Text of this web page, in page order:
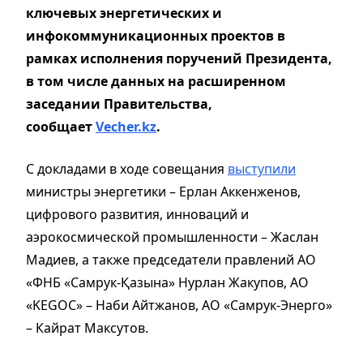
ключевых энергетических и
инфокоммуникационных проектов в
рамках исполнения поручений Президента,
в том числе данных на расширенном
заседании Правительства,
сообщаетVecher.kz.
С докладами в ходе совещания выступили
министры энергетики – Ерлан Аккенженов,
цифрового развития, инноваций и
аэрокосмической промышленности – Жаслан
Мадиев, а также председатели правлений АО
«ФНБ «Самрук-Қазына» Нурлан Жакупов, АО
«KEGOC» – Наби Айтжанов, АО «Самрук-Энерго»
– Кайрат Максутов.